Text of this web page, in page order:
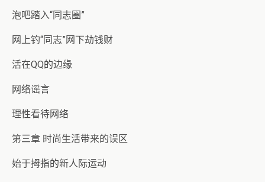
泡吧踏入“同志圈”
网上钓“同志”网下劫钱财
活在QQ的边缘
网络谣言
理性看待网络
第三章 时尚生活带来的误区
始于拇指的新人际运动